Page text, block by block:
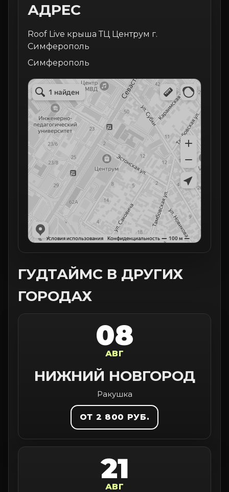
АДРЕС
Roof Live крыша ТЦ Центрум г.
Симферополь
Симферополь
ГУДТАЙМС В ДРУГИХ
ГОРОДАХ
08
АВГ
НИЖНИЙ НОВГОРОД
Ракушка
ОТ 2 800 РУБ.
21
АВГ